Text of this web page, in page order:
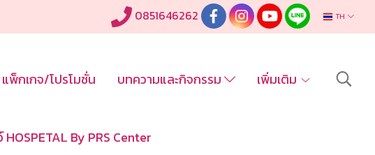
0851646262 TH
แพ็กเกจ/โปรโมชั่น บทความและกิจกรรม เพิ่มเติม
By PRS Center